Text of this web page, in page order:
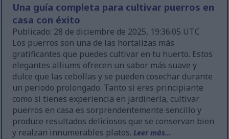
Una guía completa para cultivar puerros en
casa con éxito
Publicado: 28 de diciembre de 2025, 19:36:05 UTC
Los puerros son una de las hortalizas más
gratificantes que puedes cultivar en tu huerto. Estos
elegantes alliums ofrecen un sabor más suave y
dulce que las cebollas y se pueden cosechar durante
un periodo prolongado. Tanto si eres principiante
como si tienes experiencia en jardinería, cultivar
puerros en casa es sorprendentemente sencillo y
produce resultados deliciosos que se conservan bien
y realzan innumerables platos.Leer más...